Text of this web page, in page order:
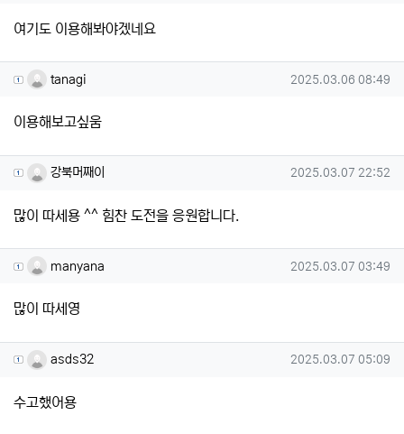
여기도 이용해봐야겠네요
tanagi님의 댓글
tanagi 작성일
2025.03.06 08:49
이용해보고싶움
강북머째이님의 댓글
강북머째이 작성일
2025.03.07 22:52
많이 따세용 ^^ 힘찬 도전을 응원합니다.
manyana님의 댓글
manyana 작성일
2025.03.07 03:49
많이 따세영
asds32님의 댓글
asds32 작성일
2025.03.07 05:09
수고했어용